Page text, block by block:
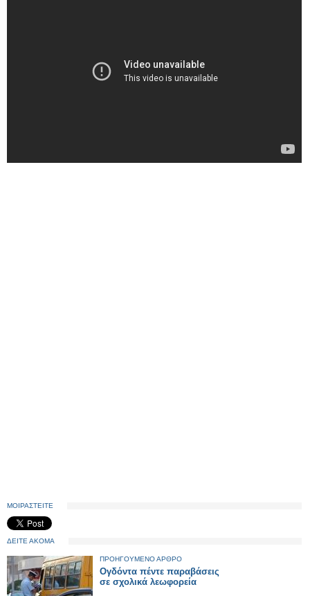
ΜΟΙΡΑΣΤΕΙΤΕ
ΔΕΙΤΕ ΑΚΟΜΑ
ΠΡΟΗΓΟΥΜΕΝΟ ΑΡΘΡΟ
Ογδόντα πέντε παραβάσεις
σε σχολικά λεωφορεία